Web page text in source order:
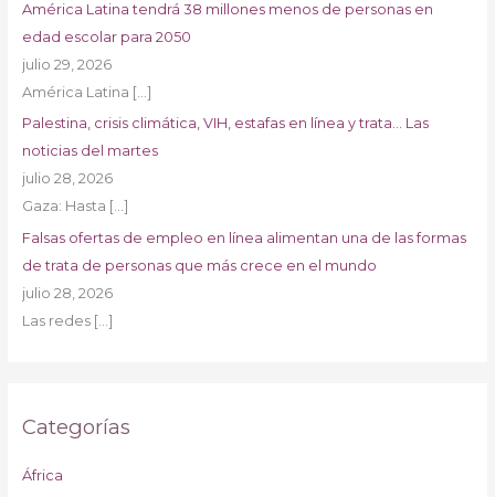
América Latina tendrá 38 millones menos de personas en
edad escolar para 2050
julio 29, 2026
América Latina […]
Palestina, crisis climática, VIH, estafas en línea y trata… Las
noticias del martes
julio 28, 2026
Gaza: Hasta […]
Falsas ofertas de empleo en línea alimentan una de las formas
de trata de personas que más crece en el mundo
julio 28, 2026
Las redes […]
Categorías
África